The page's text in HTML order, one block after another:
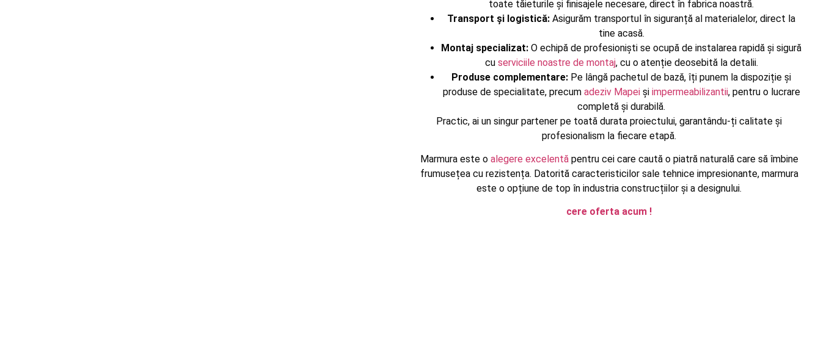
toate tăieturile și finisajele necesare, direct în fabrica noastră.
Transport și logistică: Asigurăm transportul în siguranță al materialelor, direct la
tine acasă.
Montaj specializat: O echipă de profesioniști se ocupă de instalarea rapidă și sigură
cu serviciile noastre de montaj, cu o atenție deosebită la detalii.
Produse complementare: Pe lângă pachetul de bază, îți punem la dispoziție și
produse de specialitate, precum adeziv Mapeiși impermeabilizantii, pentru o lucrare
completă și durabilă.
Practic, ai un singur partener pe toată durata proiectului, garantându-ți calitate și
profesionalism la fiecare etapă.
Marmura este o alegere excelentăpentru cei care caută o piatră naturală care să îmbine
frumusețea cu rezistența. Datorită caracteristicilor sale tehnice impresionante, marmura
este o opțiune de top în industria construcțiilor și a designului.
cere oferta acum !